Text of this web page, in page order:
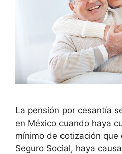
La pensión por cesantía
en México cuando haya
mínimo de cotización
Seguro Social, haya